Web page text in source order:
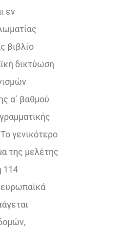
εν
βιβλίο
δικτύωση
α΄ βαθμού
γενικότερο
της μελέτης
114